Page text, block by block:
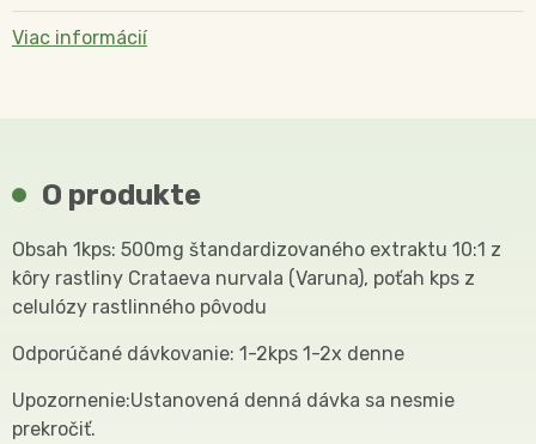
Viac informácií
O produkte
Obsah 1kps: 500mg štandardizovaného extraktu 10:1 z
kôry rastliny Crataeva nurvala (Varuna), poťah kps z
celulózy rastlinného pôvodu
Odporúčané dávkovanie: 1-2kps 1-2x denne
Upozornenie:Ustanovená denná dávka sa nesmie
prekročiť.